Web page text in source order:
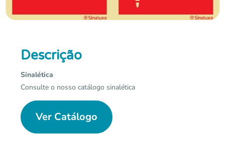
Descrição
Sinalética
Consulte o nosso catálogo sinalética
Ver Catálogo